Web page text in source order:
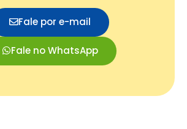
Fale por e-mail
Fale no WhatsApp